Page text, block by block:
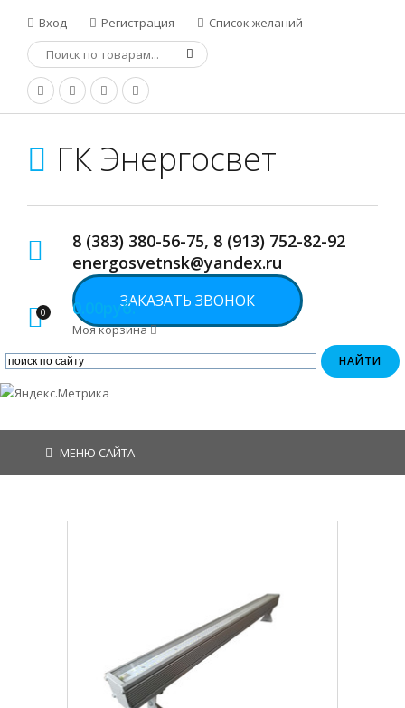
Вход Регистрация Список желаний
ГК Энергосвет
8 (383) 380-56-75, 8 (913) 752-82-92
energosvetnsk@yandex.ru
ЗАКАЗАТЬ ЗВОНОК
0 0.00руб.
Моя корзина
МЕНЮ САЙТА